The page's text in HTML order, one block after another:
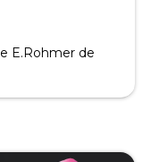
E.Rohmer de